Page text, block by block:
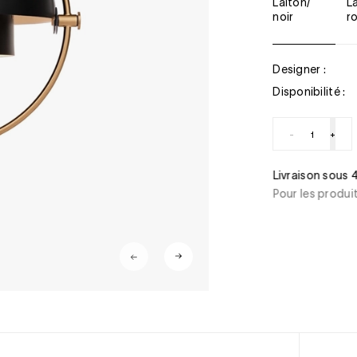
Laiton/
noir
Laiton/
Designer :
Disponibilité :
- +
Une question ?
+33(0)1 46 22